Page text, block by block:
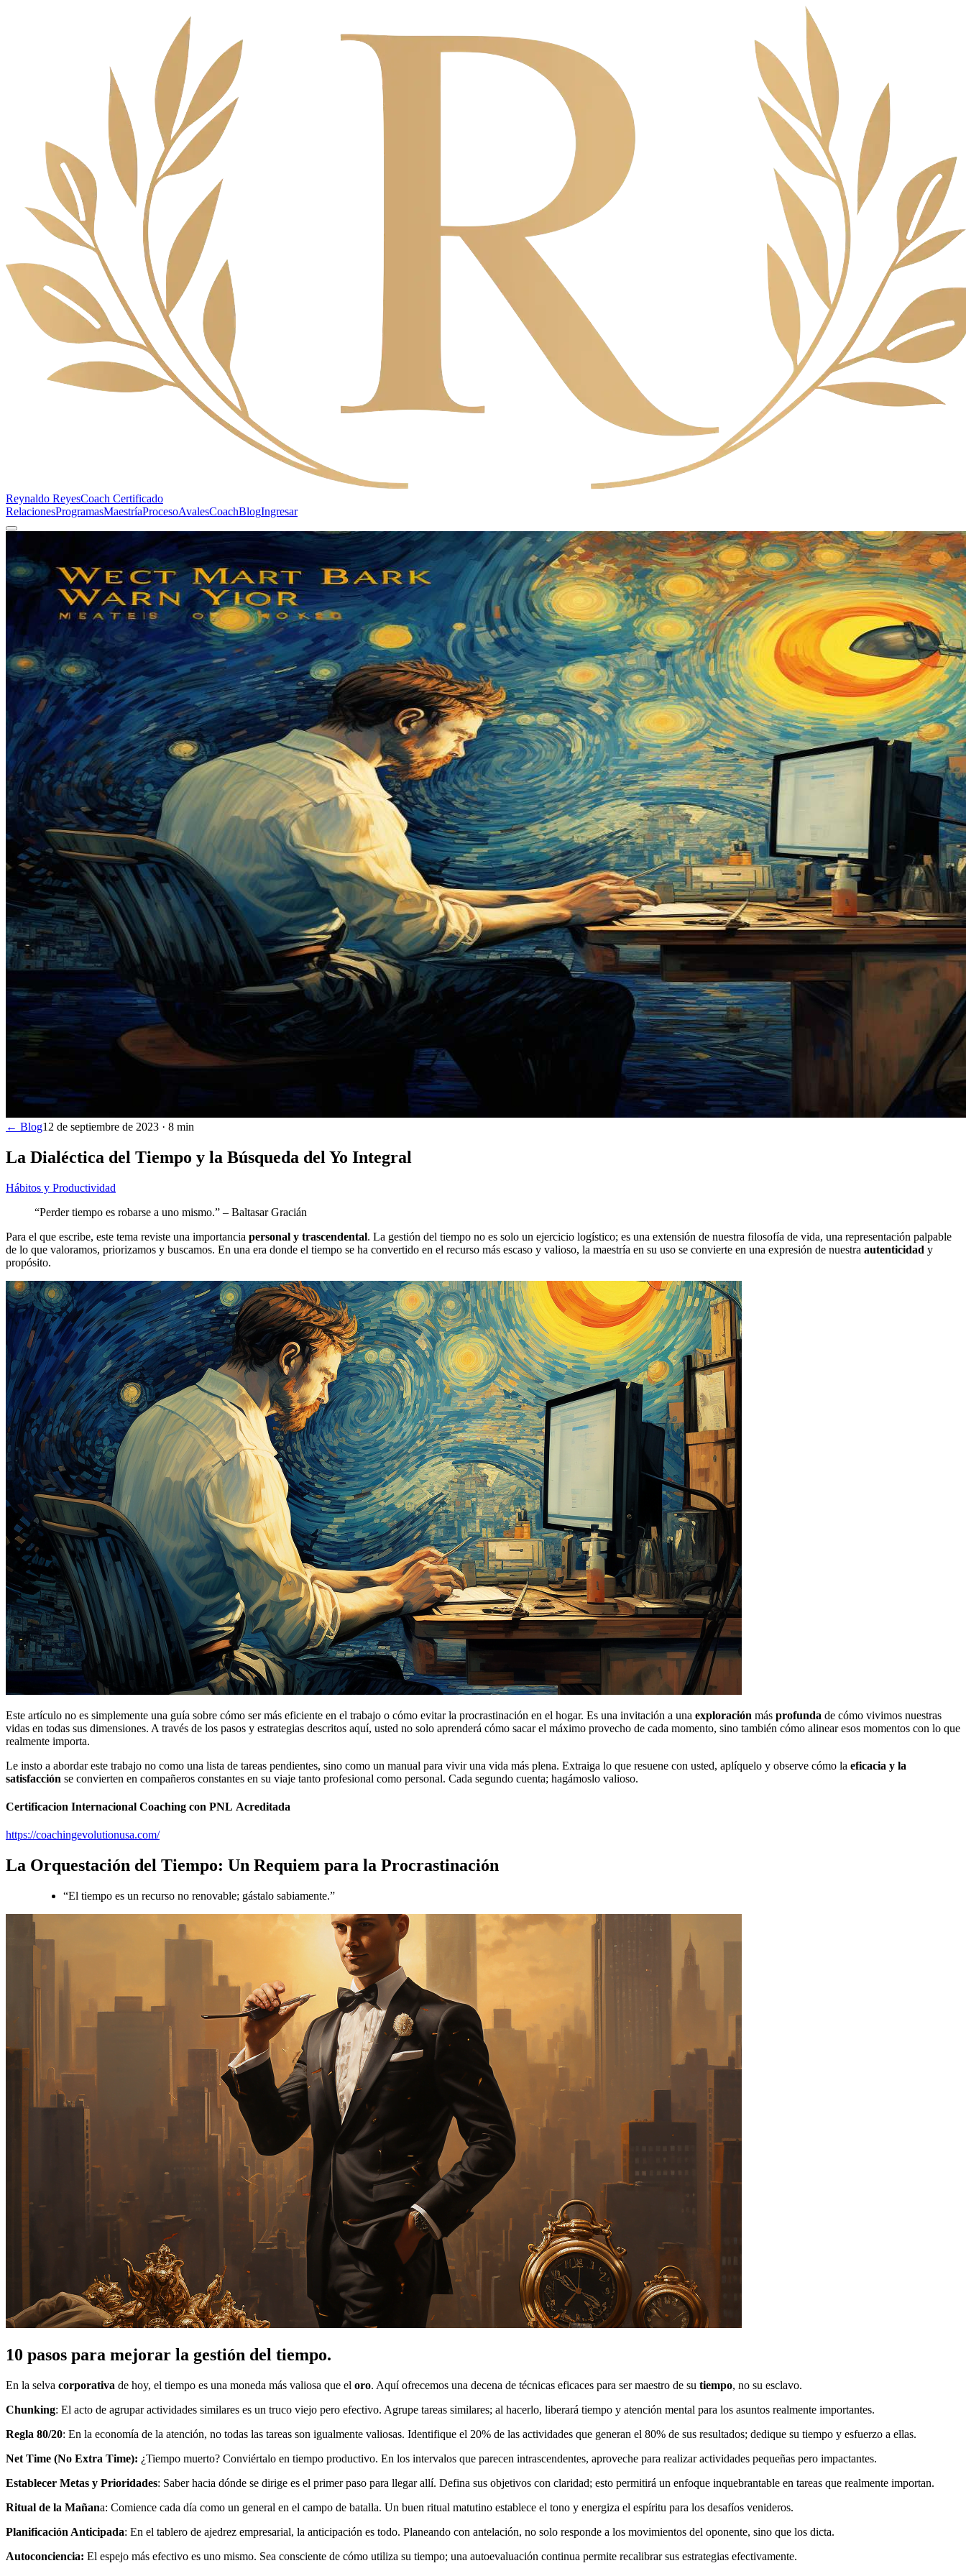
Reynaldo ReyesCoach Certificado
RelacionesProgramasMaestríaProcesoAvalesCoachBlogIngresar
← Blog12 de septiembre de 2023 · 8 min
La Dialéctica del Tiempo y la Búsqueda del Yo Integral
Hábitos y Productividad
“Perder tiempo es robarse a uno mismo.” – Baltasar Gracián
Para el que escribe, este tema reviste una importancia personal y trascendental. La gestión del tiempo no es solo un ejercicio logístico; es una extensión de nuestra filosofía de vida, una representación palpable
de lo que valoramos, priorizamos y buscamos. En una era donde el tiempo se ha convertido en el recurso más escaso y valioso, la maestría en su uso se convierte en una expresión de nuestra autenticidad y
propósito.
Este artículo no es simplemente una guía sobre cómo ser más eficiente en el trabajo o cómo evitar la procrastinación en el hogar. Es una invitación a una exploración más profunda de cómo vivimos nuestras
vidas en todas sus dimensiones. A través de los pasos y estrategias descritos aquí, usted no solo aprenderá cómo sacar el máximo provecho de cada momento, sino también cómo alinear esos momentos con lo que
realmente importa.
Le insto a abordar este trabajo no como una lista de tareas pendientes, sino como un manual para vivir una vida más plena. Extraiga lo que resuene con usted, aplíquelo y observe cómo la eficacia y la
satisfacción se convierten en compañeros constantes en su viaje tanto profesional como personal. Cada segundo cuenta; hagámoslo valioso.
Certificacion Internacional Coaching con PNL Acreditada
https://coachingevolutionusa.com/
La Orquestación del Tiempo: Un Requiem para la Procrastinación
“El tiempo es un recurso no renovable; gástalo sabiamente.”
10 pasos para mejorar la gestión del tiempo.
En la selva corporativa de hoy, el tiempo es una moneda más valiosa que el oro. Aquí ofrecemos una decena de técnicas eficaces para ser maestro de su tiempo, no su esclavo.
Chunking: El acto de agrupar actividades similares es un truco viejo pero efectivo. Agrupe tareas similares; al hacerlo, liberará tiempo y atención mental para los asuntos realmente importantes.
Regla 80/20: En la economía de la atención, no todas las tareas son igualmente valiosas. Identifique el 20% de las actividades que generan el 80% de sus resultados; dedique su tiempo y esfuerzo a ellas.
Net Time (No Extra Time): ¿Tiempo muerto? Conviértalo en tiempo productivo. En los intervalos que parecen intrascendentes, aproveche para realizar actividades pequeñas pero impactantes.
Establecer Metas y Prioridades: Saber hacia dónde se dirige es el primer paso para llegar allí. Defina sus objetivos con claridad; esto permitirá un enfoque inquebrantable en tareas que realmente importan.
Ritual de la Mañana: Comience cada día como un general en el campo de batalla. Un buen ritual matutino establece el tono y energiza el espíritu para los desafíos venideros.
Planificación Anticipada: En el tablero de ajedrez empresarial, la anticipación es todo. Planeando con antelación, no solo responde a los movimientos del oponente, sino que los dicta.
Autoconciencia: El espejo más efectivo es uno mismo. Sea consciente de cómo utiliza su tiempo; una autoevaluación continua permite recalibrar sus estrategias efectivamente.